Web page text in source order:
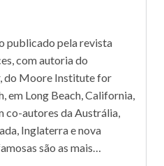
publicado pela revista
com autoria do
do Moore Institute for
em Long Beach, California,
co-autores da Austrália,
Inglaterra e nova
são as mais…